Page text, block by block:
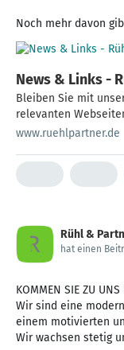
Noch mehr davon
News & Links -
Bleiben Sie mit
relevanten
www.ruehlpartner.de
Rühl &
hat einen
KOMMEN SIE ZU UNS
Wir sind eine
einem motivierten
Wir wachsen stetig